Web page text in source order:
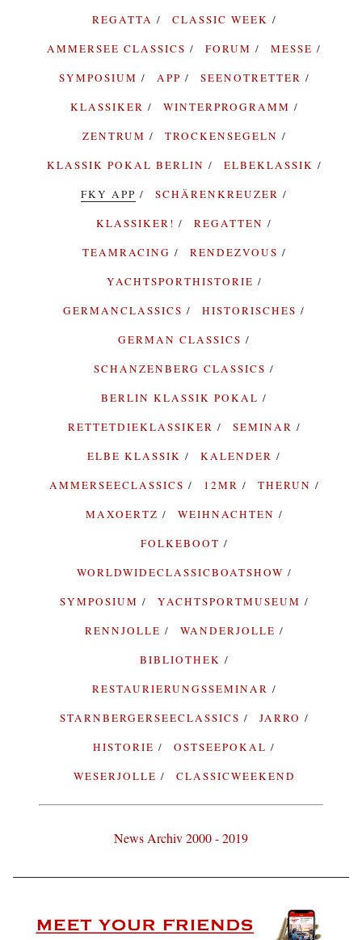
REGATTA
CLASSIC WEEK
AMMERSEE CLASSICS
FORUM
MESSE
SYMPOSIUM
APP
SEENOTRETTER
KLASSIKER
WINTERPROGRAMM
ZENTRUM
TROCKENSEGELN
KLASSIK POKAL BERLIN
ELBEKLASSIK
FKY APP
SCHÄRENKREUZER
KLASSIKER!
REGATTEN
TEAMRACING
RENDEZVOUS
YACHTSPORTHISTORIE
GERMANCLASSICS
HISTORISCHES
GERMAN CLASSICS
SCHANZENBERG CLASSICS
BERLIN KLASSIK POKAL
RETTETDIEKLASSIKER
SEMINAR
ELBE KLASSIK
KALENDER
AMMERSEECLASSICS
12MR
THERUN
MAXOERTZ
WEIHNACHTEN
FOLKEBOOT
WORLDWIDECLASSICBOATSHOW
SYMPOSIUM
YACHTSPORTMUSEUM
RENNJOLLE
WANDERJOLLE
BIBLIOTHEK
RESTAURIERUNGSSEMINAR
STARNBERGERSEECLASSICS
JARRO
HISTORIE
OSTSEEPOKAL
WESERJOLLE
CLASSICWEEKEND
News Archiv 2000 - 2019